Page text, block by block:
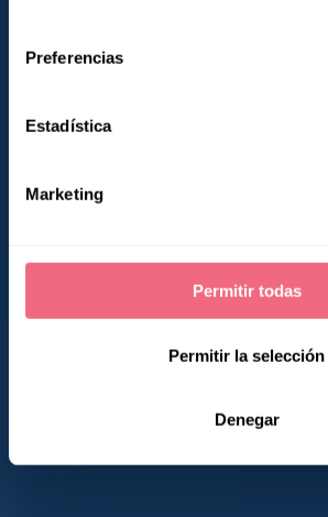
Preferencias
Estadística
Marketing
Permitir todas
Permitir la selección
Denegar